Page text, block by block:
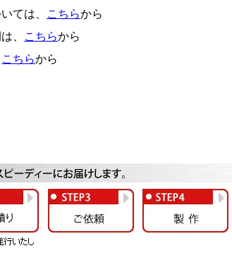
ては、 こちらから
、
こちらから
こちらから